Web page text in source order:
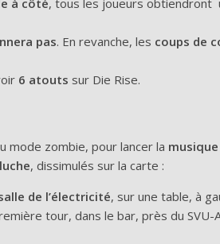
pas. En revanche, les coups de
6 atouts sur Die Rise.
mode zombie, pour lancer la musique
, dissimulés sur la carte :
de l’électricité, sur une table, à
tour, dans le bar, près du SVU-